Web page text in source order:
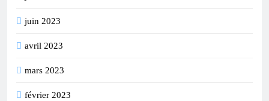
juin 2023
avril 2023
mars 2023
février 2023